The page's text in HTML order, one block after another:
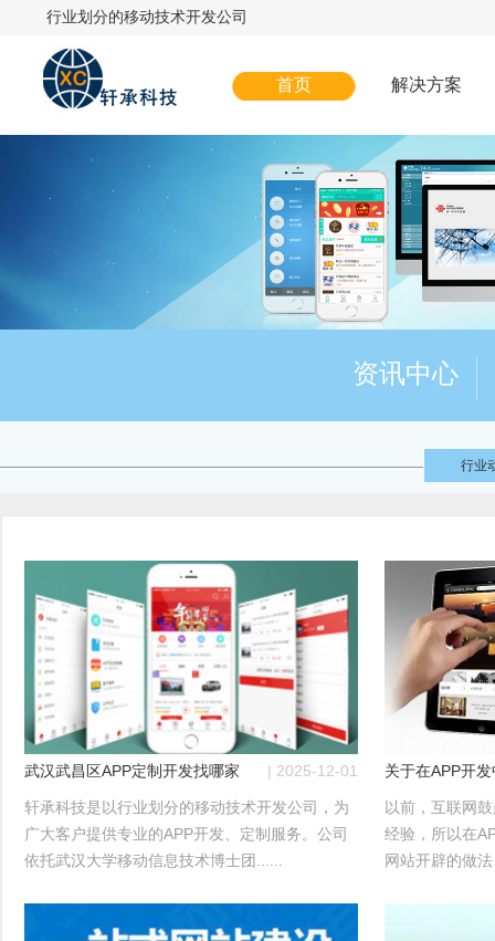
行业划分的移动技术开发公司
首页 解决方案
资讯中心
行业
武汉武昌区APP定制开发找哪家？ | 2025-12-01
轩承科技是以行业划分的移动技术开发公司，为
广大客户提供专业的APP开发、定制服务。公司
依托武汉大学移动信息技术博士团......
关于在APP开
以前，互联网
经验，所以在
网站开辟的做